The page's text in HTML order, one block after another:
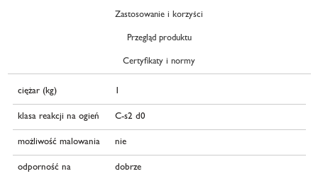
Zastosowanie i korzyści
Przegląd produktu
Certyfikaty i normy
ciężar (kg) 1
klasa reakcji na ogień C-s2 d0
możliwość malowania nie
odporność na
dobrze